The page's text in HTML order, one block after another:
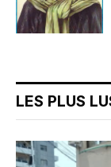
LES PLUS